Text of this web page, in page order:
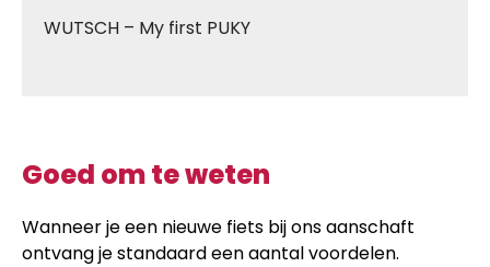
WUTSCH – My first PUKY
Goed om te weten
Wanneer je een nieuwe fiets bij ons aanschaft
ontvang je standaard een aantal voordelen.